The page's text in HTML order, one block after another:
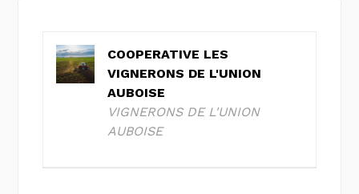
COOPERATIVE LES
VIGNERONS DE L'UNION
AUBOISE
VIGNERONS DE L'UNION
AUBOISE